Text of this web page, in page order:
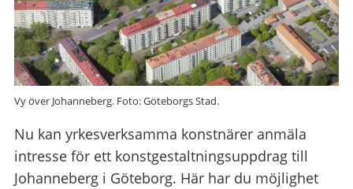
Vy över Johanneberg. Foto: Göteborgs Stad.
Nu kan yrkesverksamma konstnärer anmäla
intresse för ett konstgestaltningsuppdrag till
Johanneberg i Göteborg. Här har du möjlighet